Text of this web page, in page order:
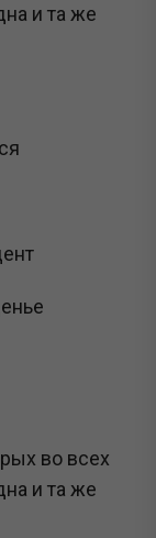
и та же
во всех
и та же